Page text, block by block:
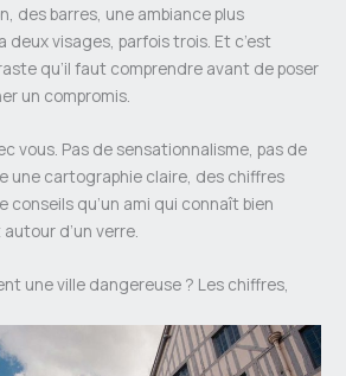
des barres, une ambiance plus
deux visages, parfois trois. Et c’est
qu’il faut comprendre avant de poser
un compromis.
vous. Pas de sensationnalisme, pas de
une cartographie claire, des chiffres
conseils qu’un ami qui connaît bien
d’un verre.
une ville dangereuse ? Les chiffres,